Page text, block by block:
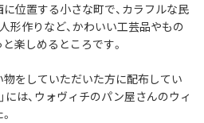
位置する小さな町で、 カラフルな民
形作りなど、かわいい工芸品やもの
楽しめるところです。
をしていただいた方に配布してい
は、 ウォヴィチのパン屋さんのウィ